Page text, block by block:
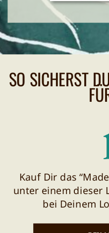
SO SICHERST
Kauf Dir das
unter einem dieser
bei Deinem